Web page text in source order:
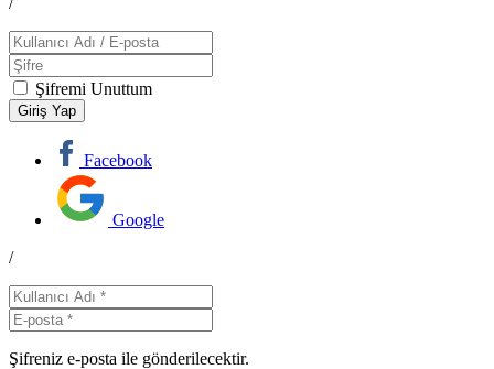
Şifremi Unuttum
Facebook
Google
/
Şifreniz e-posta ile gönderilecektir.